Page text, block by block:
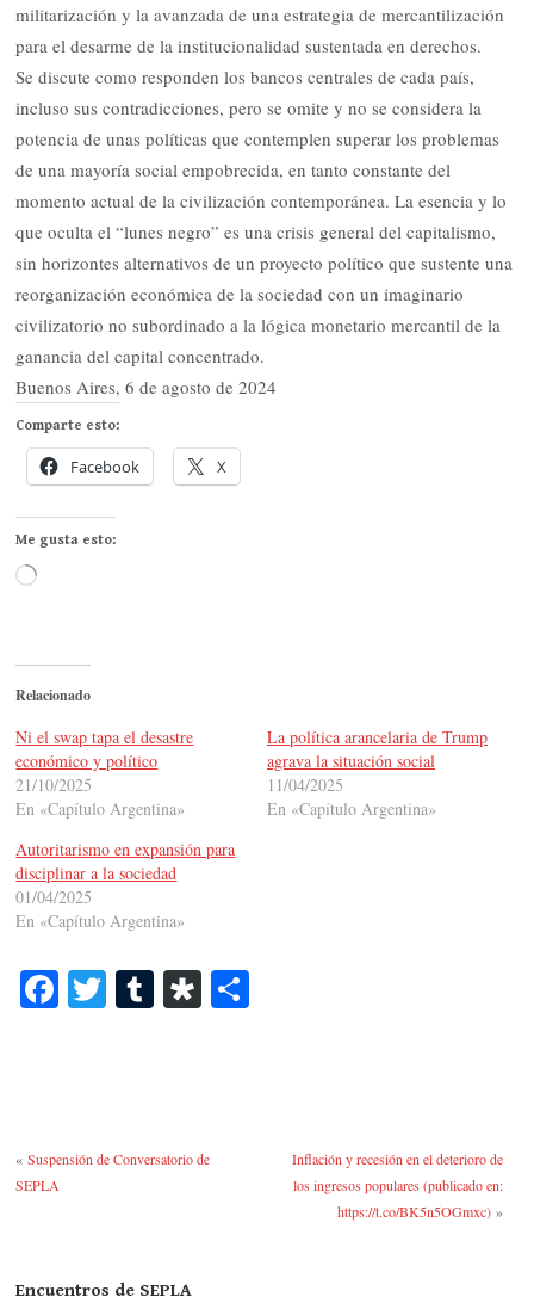
militarización y la avanzada de una estrategia de mercantilización
para el desarme de la institucionalidad sustentada en derechos.
Se discute como responden los bancos centrales de cada país,
incluso sus contradicciones, pero se omite y no se considera la
potencia de unas políticas que contemplen superar los problemas
de una mayoría social empobrecida, en tanto constante del
momento actual de la civilización contemporánea. La esencia y lo
que oculta el “lunes negro” es una crisis general del capitalismo,
sin horizontes alternativos de un proyecto político que sustente una
reorganización económica de la sociedad con un imaginario
civilizatorio no subordinado a la lógica monetario mercantil de la
ganancia del capital concentrado.
Buenos Aires, 6 de agosto de 2024
Comparte esto:
Facebook X
Me gusta esto:
Cargando...
Relacionado
Ni el swap tapa el desastre
económico y político
21/10/2025
En «Capítulo Argentina»
La política arancelaria de Trump
agrava la situación social
11/04/2025
En «Capítulo Argentina»
Autoritarismo en expansión para
disciplinar a la sociedad
01/04/2025
En «Capítulo Argentina»
Fa T T Di
«Suspensión de Conversatorio de
SEPLA
Inflación y recesión en el deterioro de
los ingresos populares (publicado en:
https://t.co/BK5n5OGmxc)»
Encuentros de SEPLA